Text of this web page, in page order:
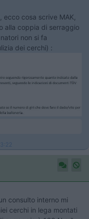
cosa scrive MAK,
alla coppia di serraggio
non si fa
dei cerchi) :
consulto interno mi
cerchi in lega montati